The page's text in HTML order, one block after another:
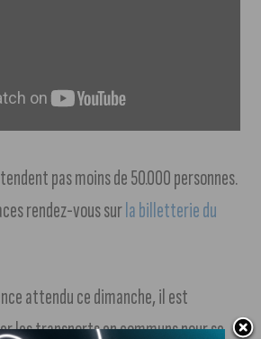
pas moins de 50.000 personnes.
rendez-vous surla billetterie du
attendu ce dimanche, il est
les transports en communs pour se